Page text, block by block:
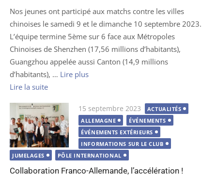
Nos jeunes ont participé aux matchs contre les villes
chinoises le samedi 9 et le dimanche 10 septembre 2023.
L’équipe termine 5ème sur 6 face aux Métropoles
Chinoises de Shenzhen (17,56 millions d’habitants),
Guangzhou appelée aussi Canton (14,9 millions
d’habitants), … Lire plus
Lire la suite
Publié
le
15 septembre 2023
ACTUALITÉS
ALLEMAGNE
ÉVÉNEMENTS
ÉVÉNEMENTS EXTÉRIEURS
INFORMATIONS SUR LE CLUB
JUMELAGES
PÔLE INTERNATIONAL
Collaboration Franco-Allemande, l’accélération !